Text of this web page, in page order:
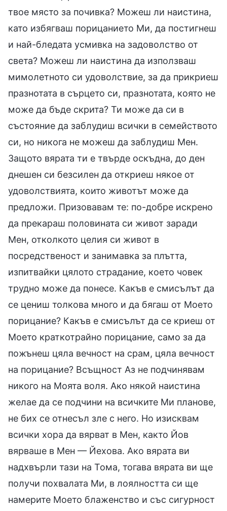
твое място за почивка? Можеш ли наистина,
като избягваш порицанието Ми, да постигнеш
и най-бледата усмивка на задоволство от
света? Можеш ли наистина да използваш
мимолетното си удоволствие, за да прикриеш
празнотата в сърцето си, празнотата, която не
може да бъде скрита? Ти може да си в
състояние да заблудиш всички в семейството
си, но никога не можеш да заблудиш Мен.
Защото вярата ти е твърде оскъдна, до ден
днешен си безсилен да откриеш някое от
удоволствията, които животът може да
предложи. Призовавам те: по-добре искрено
да прекараш половината си живот заради
Мен, отколкото целия си живот в
посредственост и занимавка за плътта,
изпитвайки цялото страдание, което човек
трудно може да понесе. Какъв е смисълът да
се цениш толкова много и да бягаш от Моето
порицание? Какъв е смисълът да се криеш от
Моето краткотрайно порицание, само за да
пожънеш цяла вечност на срам, цяла вечност
на порицание? Всъщност Аз не подчинявам
никого на Моята воля. Ако някой наистина
желае да се подчини на всичките Ми планове,
не бих се отнесъл зле с него. Но изисквам
всички хора да вярват в Мен, както Йов
вярваше в Мен — Йехова. Ако вярата ви
надхвърли тази на Тома, тогава вярата ви ще
получи похвалата Ми, в лоялността си ще
намерите Моето блаженство и със сигурност